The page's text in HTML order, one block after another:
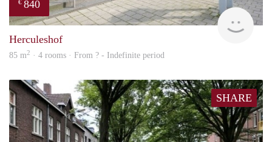
€ 840
Herculeshof
85 m2 · 4 rooms · From ? - Indefinite period
SHARE